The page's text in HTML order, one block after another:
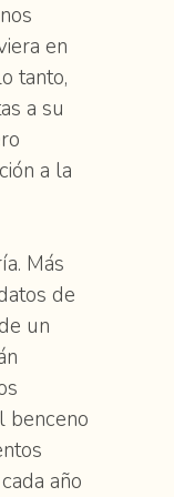
en
tanto,
a su
a la
Más
de
un
benceno
año